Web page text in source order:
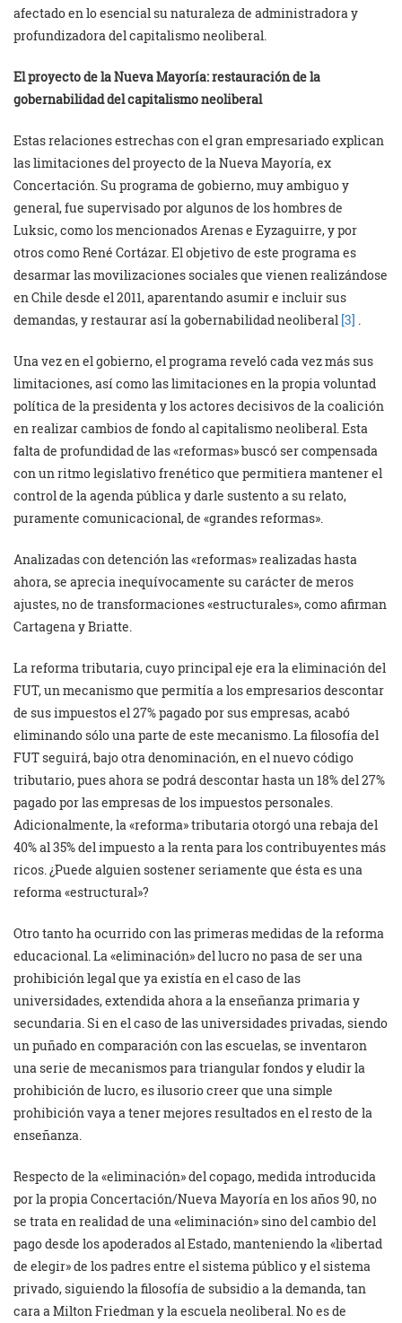
afectado en lo esencial su naturaleza de administradora y
profundizadora del capitalismo neoliberal.
El proyecto de la Nueva Mayoría: restauración de la
gobernabilidad del capitalismo neoliberal
Estas relaciones estrechas con el gran empresariado explican
las limitaciones del proyecto de la Nueva Mayoría, ex
Concertación. Su programa de gobierno, muy ambiguo y
general, fue supervisado por algunos de los hombres de
Luksic, como los mencionados Arenas e Eyzaguirre, y por
otros como René Cortázar. El objetivo de este programa es
desarmar las movilizaciones sociales que vienen realizándose
en Chile desde el 2011, aparentando asumir e incluir sus
demandas, y restaurar así la gobernabilidad neoliberal [3]
Una vez en el gobierno, el programa reveló cada vez más sus
limitaciones, así como las limitaciones en la propia voluntad
política de la presidenta y los actores decisivos de la coalición
en realizar cambios de fondo al capitalismo neoliberal. Esta
falta de profundidad de las «reformas» buscó ser compensada
con un ritmo legislativo frenético que permitiera mantener el
control de la agenda pública y darle sustento a su relato,
puramente comunicacional, de «grandes reformas».
Analizadas con detención las «reformas» realizadas hasta
ahora, se aprecia inequívocamente su carácter de meros
ajustes, no de transformaciones «estructurales», como afirman
Cartagena y Briatte.
La reforma tributaria, cuyo principal eje era la eliminación del
FUT, un mecanismo que permitía a los empresarios descontar
de sus impuestos el 27% pagado por sus empresas, acabó
eliminando sólo una parte de este mecanismo. La filosofía del
FUT seguirá, bajo otra denominación, en el nuevo código
tributario, pues ahora se podrá descontar hasta un 18% del 27%
pagado por las empresas de los impuestos personales.
Adicionalmente, la «reforma» tributaria otorgó una rebaja del
40% al 35% del impuesto a la renta para los contribuyentes más
ricos. ¿Puede alguien sostener seriamente que ésta es una
reforma «estructural»?
Otro tanto ha ocurrido con las primeras medidas de la reforma
educacional. La «eliminación» del lucro no pasa de ser una
prohibición legal que ya existía en el caso de las
universidades, extendida ahora a la enseñanza primaria y
secundaria. Si en el caso de las universidades privadas, siendo
un puñado en comparación con las escuelas, se inventaron
una serie de mecanismos para triangular fondos y eludir la
prohibición de lucro, es ilusorio creer que una simple
prohibición vaya a tener mejores resultados en el resto de la
enseñanza.
Respecto de la «eliminación» del copago, medida introducida
por la propia Concertación/Nueva Mayoría en los años 90, no
se trata en realidad de una «eliminación» sino del cambio del
pago desde los apoderados al Estado, manteniendo la «libertad
de elegir» de los padres entre el sistema público y el sistema
privado, siguiendo la filosofía de subsidio a la demanda, tan
cara a Milton Friedman y la escuela neoliberal. No es de